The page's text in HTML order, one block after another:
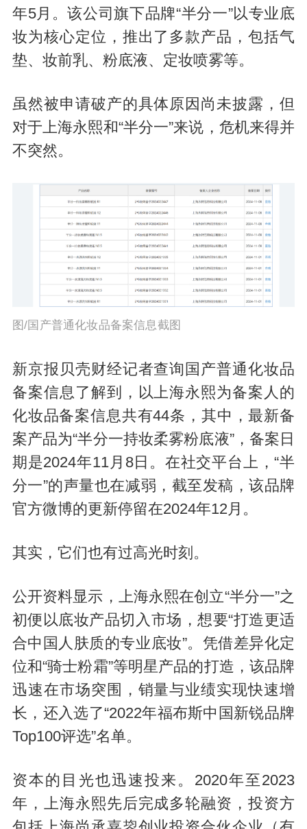
年5月。该公司旗下品牌“半分一”以专业底
妆为核心定位，推出了多款产品，包括气
垫、妆前乳、粉底液、定妆喷雾等。
虽然被申请破产的具体原因尚未披露，但
对于上海永熙和“半分一”来说，危机来得并
不突然。
图/国产普通化妆品备案信息截图
新京报贝壳财经记者查询国产普通化妆品
备案信息了解到，以上海永熙为备案人的
化妆品备案信息共有44条，其中，最新备
案产品为“半分一持妆柔雾粉底液”，备案日
期是2024年11月8日。在社交平台上，“半
分一”的声量也在减弱，截至发稿，该品牌
官方微博的更新停留在2024年12月。
其实，它们也有过高光时刻。
公开资料显示，上海永熙在创立“半分一”之
初便以底妆产品切入市场，想要“打造更适
合中国人肤质的专业底妆”。凭借差异化定
位和“骑士粉霜”等明星产品的打造，该品牌
迅速在市场突围，销量与业绩实现快速增
长，还入选了“2022年福布斯中国新锐品牌
Top100评选”名单。
资本的目光也迅速投来。2020年至2023
年，上海永熙先后完成多轮融资，投资方